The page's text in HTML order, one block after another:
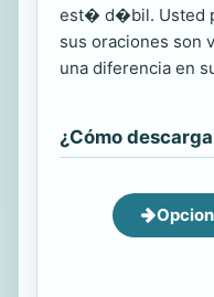
est� d�bil. Usted
sus oraciones son
una diferencia en
¿Cómo